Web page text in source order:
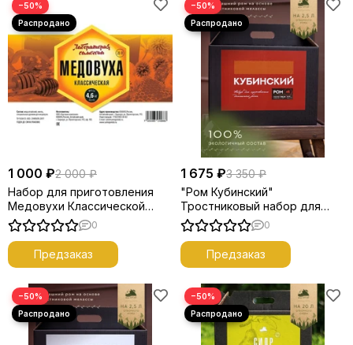
−50%
1 000 ₽2 000 ₽
Набор для приготовления
Медовухи Классической
"Лаборатория Самогона"
0
Предзаказ
−50%
1 675 ₽3 350 ₽
"Ром Кубинский"
Тростниковый набор для
рома
0
Предзаказ
−50% −50%